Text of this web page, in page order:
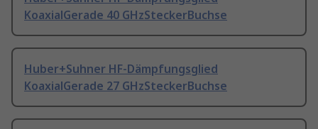
KoaxialGerade 40 GHzSteckerBuchse
Huber+Suhner HF-Dämpfungsglied
KoaxialGerade 27 GHzSteckerBuchse